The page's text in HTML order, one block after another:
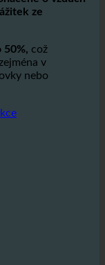
by byl ohrožen
dochází k
ze
v
nebo